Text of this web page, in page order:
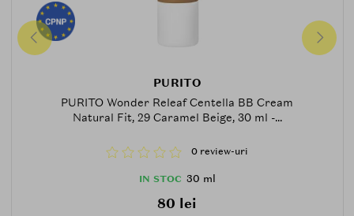
PURITO
PURITO Wonder Releaf Centella BB Cream
Natural Fit, 29 Caramel Beige, 30 ml -...
0 review-uri
IN STOC 30 ml
80 lei